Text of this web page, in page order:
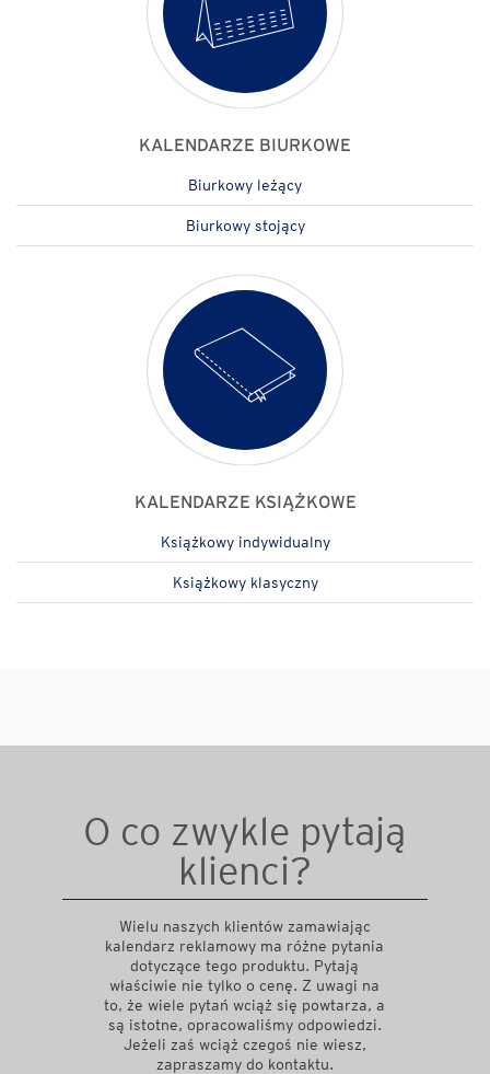
KALENDARZE BIURKOWE
Biurkowy leżący
Biurkowy stojący
KALENDARZE KSIĄŻKOWE
Książkowy indywidualny
Książkowy klasyczny
O co zwykle pytają
klienci?
Wielu naszych klientów zamawiając
kalendarz reklamowy ma różne pytania
dotyczące tego produktu. Pytają
właściwie nie tylko o cenę. Z uwagi na
to, że wiele pytań wciąż się powtarza, a
są istotne, opracowaliśmy odpowiedzi.
Jeżeli zaś wciąż czegoś nie wiesz,
zapraszamy do kontaktu.